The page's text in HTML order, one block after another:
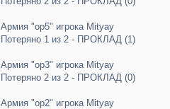
Армия "op5" игрока Mityay
Потеряно 1 из 2 - ПРОКЛАД (1)
Армия "op3" игрока Mityay
Потеряно 2 из 2 - ПРОКЛАД (0)
Армия "op2" игрока Mityay